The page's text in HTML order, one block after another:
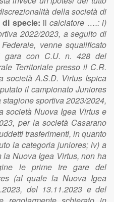
della società di
di specie: il calciatore ….: i)
2022/2023, a seguito di
venne squalificato
gara con C.U. n. 428 del
Territoriale presso il C.R.
società A.S.D. Virtus Ispica
il campionato Juniores
sportiva 2023/2024,
società Nuova Igea Virtus e
per la società Casarano
trasferimenti, in quanto
la categoria juniores; iv) a
Nuova Igea Virtus, non ha
le prime tre gare del
(al quale la Nuova Igea
del 13.11.2023 e del